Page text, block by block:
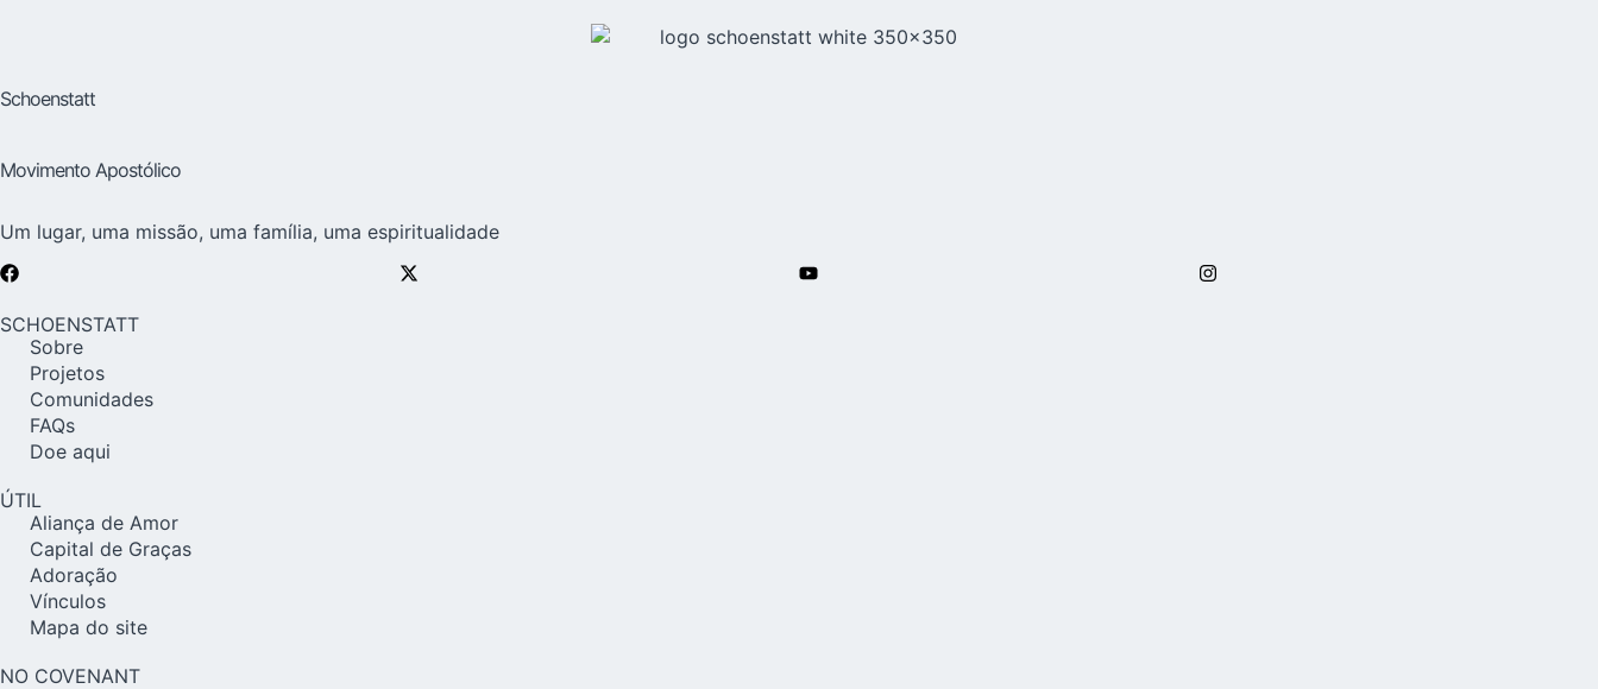
Schoenstatt
Movimento Apostólico
Um lugar, uma missão, uma família, uma espiritualidade
SCHOENSTATT
Sobre
Projetos
Comunidades
FAQs
Doe aqui
ÚTIL
Aliança de Amor
Capital de Graças
Adoração
Vínculos
Mapa do site
NO COVENANT